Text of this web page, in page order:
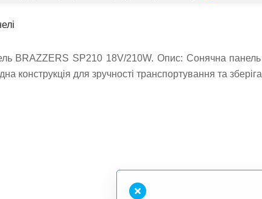
BRAZZERS SP210 18V/210W. Опис: Сонячна
конструкція для зручності транспортування та